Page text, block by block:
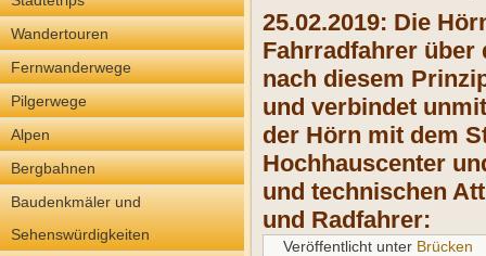
Wandertouren
Fernwanderwege
Pilgerwege
Alpen
Bergbahnen
Baudenkmäler und
Sehenswürdigkeiten
25.02.2019: Die
Fahrradfahrer über
nach diesem
und verbindet
der Hörn mit dem
Hochhauscenter
und technischen
und Radfahrer:
Veröffentlicht unter Brücken